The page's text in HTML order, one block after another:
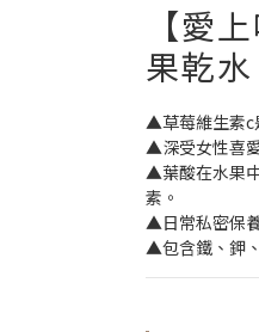
【愛
果乾
▲草莓維生素c
▲深受女性喜
▲葉酸在水果
素。
▲日常私密保
▲包含鐵、鉀